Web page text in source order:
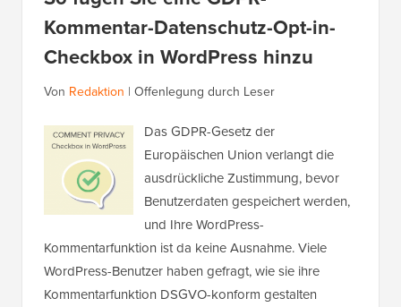
Kommentar-Datenschutz-Opt-in-
Checkbox in WordPress hinzu
Von Redaktion | Offenlegung durch Leser
Das GDPR-Gesetz der
Europäischen Union verlangt die
ausdrückliche Zustimmung, bevor
Benutzerdaten gespeichert werden,
und Ihre WordPress-
Kommentarfunktion ist da keine Ausnahme. Viele
WordPress-Benutzer haben gefragt, wie sie ihre
Kommentarfunktion DSGVO-konform gestalten